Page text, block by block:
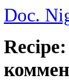
Doc.